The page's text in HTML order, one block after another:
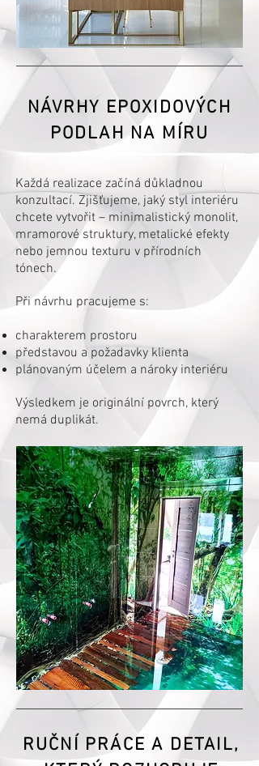
NÁVRHY EPOXIDOVÝCH
PODLAH NA MÍRU
Každá realizace začíná důkladnou
konzultací. Zjišťujeme, jaký styl interiéru
chcete vytvořit – minimalistický monolit,
mramorové struktury, metalické efekty
nebo jemnou texturu v přírodních
tónech.
Při návrhu pracujeme s:
charakterem prostoru
představou a požadavky klienta
plánovaným účelem a nároky interiéru
Výsledkem je originální povrch, který
nemá duplikát.
RUČNÍ PRÁCE A DETAIL,